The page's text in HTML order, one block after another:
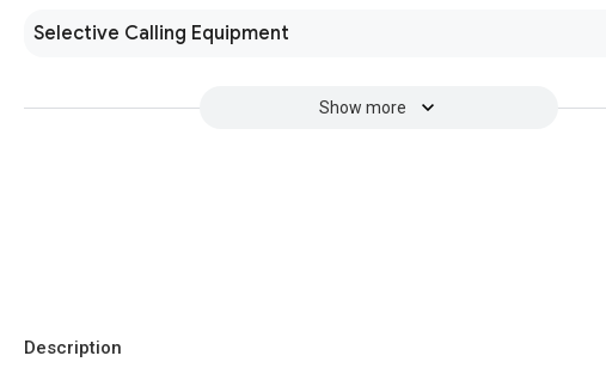
Selective Calling Equipment
Show more
Description